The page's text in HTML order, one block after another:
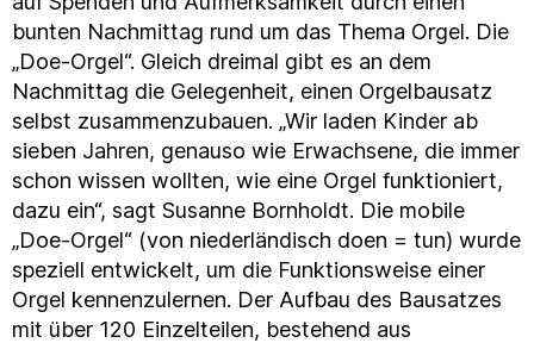
bunten Nachmittag rund um das Thema Orgel. Die
„Doe-Orgel“. Gleich dreimal gibt es an dem
Nachmittag die Gelegenheit, einen Orgelbausatz
selbst zusammenzubauen. „Wir laden Kinder ab
sieben Jahren, genauso wie Erwachsene, die immer
schon wissen wollten, wie eine Orgel funktioniert,
dazu ein“, sagt Susanne Bornholdt. Die mobile
„Doe-Orgel“ (von niederländisch doen = tun) wurde
speziell entwickelt, um die Funktionsweise einer
Orgel kennenzulernen. Der Aufbau des Bausatzes
mit über 120 Einzelteilen, bestehend aus